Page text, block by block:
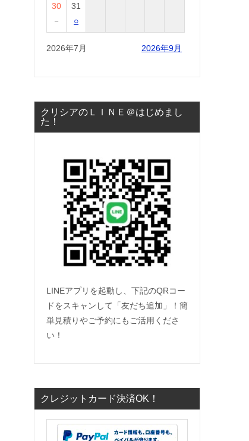
30
－
31
○
2026年7月 2026年9月
クリシアのＬＩＮＥ＠はじめまし
た！
LINEアプリを起動し、下記のQRコー
ドをスキャンして「友だち追加」！簡
単見積りやご予約にもご活用くださ
い！
クレジットカード決済OK！